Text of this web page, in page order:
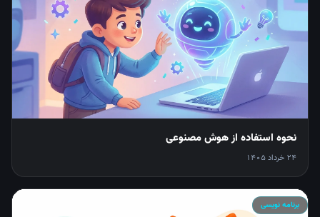
نحوه استفاده از هوش مصنوعی
24 خرداد 1405
برنامه نویسی